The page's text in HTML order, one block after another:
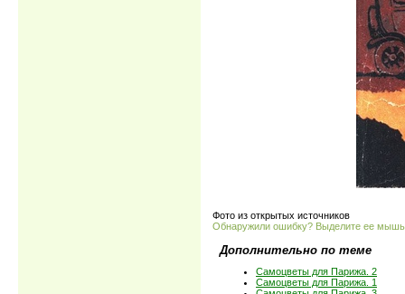
Фото из открытых источников
Обнаружили ошибку? Выделите ее
Дополнительно по теме
Самоцветы для Парижа. 2
Самоцветы для Парижа. 1